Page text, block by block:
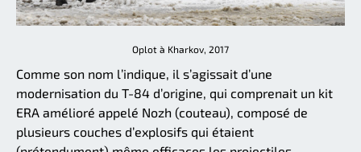
Oplot à Kharkov, 2017
Comme son nom l’indique, il s’agissait d’une
modernisation du T-84 d’origine, qui comprenait un kit
ERA amélioré appelé Nozh (couteau), composé de
plusieurs couches d’explosifs qui étaient